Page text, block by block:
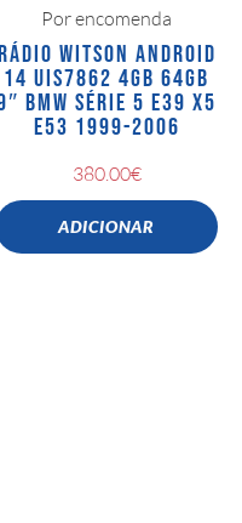
Por encomenda
WITSON ANDROID
14 UIS7862 4GB 64GB
BMW SÉRIE 5 E39 X5
E53 1999-2006
380.00€
ADICIONAR